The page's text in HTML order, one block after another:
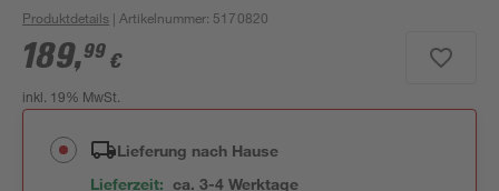
Produktdetails | Artikelnummer: 5170820
189,99 €
inkl. 19% MwSt.
Lieferung nach Hause
Lieferzeit: ca. 3-4 Werktage